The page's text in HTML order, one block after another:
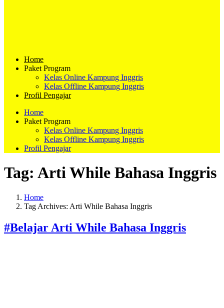
Home
Paket Program
Kelas Online Kampung Inggris
Kelas Offline Kampung Inggris
Profil Pengajar
Home
Paket Program
Kelas Online Kampung Inggris
Kelas Offline Kampung Inggris
Profil Pengajar
Tag: Arti While Bahasa Inggris
Home
Tag Archives: Arti While Bahasa Inggris
#Belajar Arti While Bahasa Inggris